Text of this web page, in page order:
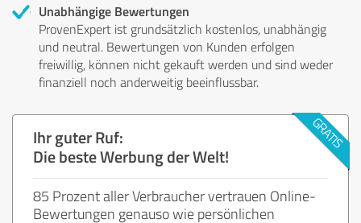
Unabhängige Bewertungen
ProvenExpert ist grundsätzlich kostenlos, unabhängig
und neutral. Bewertungen von Kunden erfolgen
freiwillig, können nicht gekauft werden und sind weder
finanziell noch anderweitig beeinflussbar.
Ihr guter Ruf:
Die beste Werbung der Welt!
85 Prozent aller Verbraucher vertrauen Online-
Bewertungen genauso wie persönlichen